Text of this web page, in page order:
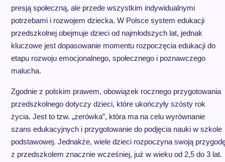
presją społeczną, ale przede wszystkim indywidualnymi
potrzebami i rozwojem dziecka. W Polsce system edukacji
przedszkolnej obejmuje dzieci od najmłodszych lat, jednak
kluczowe jest dopasowanie momentu rozpoczęcia edukacji do
etapu rozwoju emocjonalnego, społecznego i poznawczego
malucha.
Zgodnie z polskim prawem, obowiązek rocznego przygotowania
przedszkolnego dotyczy dzieci, które ukończyły szósty rok
życia. Jest to tzw. „zerówka”, która ma na celu wyrównanie
szans edukacyjnych i przygotowanie do podjęcia nauki w szkole
podstawowej. Jednakże, wiele dzieci rozpoczyna swoją
z przedszkolem znacznie wcześniej, już w wieku od 2,5 do 3 lat.